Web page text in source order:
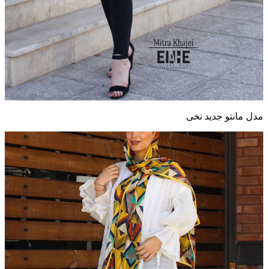
مدل مانتو جدید نخی